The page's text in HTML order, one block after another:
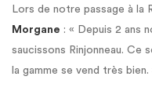
Lors de notre passage à la
Morgane : « Depuis 2 ans
saucissons Rinjonneau. Ce
la gamme se vend très bien.